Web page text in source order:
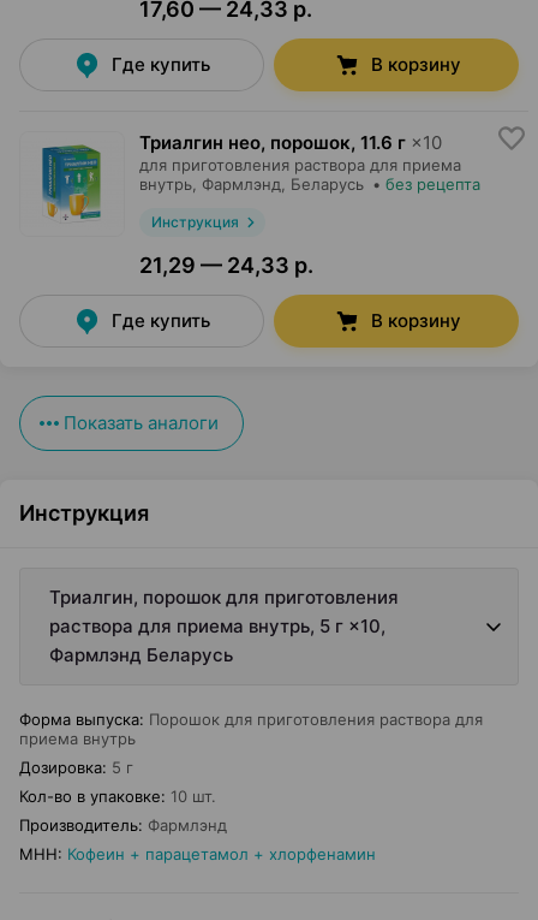
17,60 — 24,33 р.
Где купить В корзину
Триалгин нео, порошок, 11.6 г ×10
для приготовления раствора для приема
внутрь, Фармлэнд , Беларусь • без рецепта
Инструкция
21,29 — 24,33 р.
Где купить В корзину
Показать аналоги
Инструкция
Триалгин, порошок для приготовления
раствора для приема внутрь, 5 г ×10,
Фармлэнд Беларусь
Форма выпуска: Порошок для приготовления раствора для
приема внутрь
Дозировка: 5 г
Кол-во в упаковке: 10 шт.
Производитель: Фармлэнд
МНН: Кофеин + парацетамол + хлорфенамин